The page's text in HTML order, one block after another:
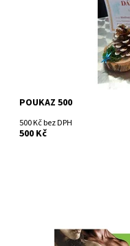
POUKAZ 500
500 Kč bez DPH
500 Kč
Dostupnost:
Skladem
4340